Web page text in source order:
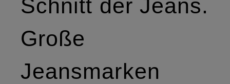
Schnitt der Jeans.
Große
Jeansmarken